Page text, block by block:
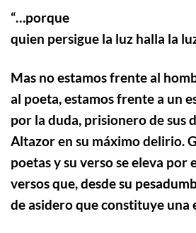
“…porque
quien persigue la luz halla la
Mas no estamos frente al
al poeta, estamos frente a un
por la duda, prisionero de sus
Altazor en su máximo delirio.
poetas y su verso se eleva por
versos que, desde su
de asidero que constituye una